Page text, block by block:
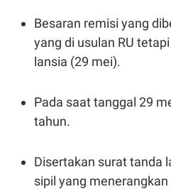
Besaran remisi yang
yang di usulan RU
lansia (29 mei).
Pada saat tanggal 29
tahun.
Disertakan surat tanda
sipil yang